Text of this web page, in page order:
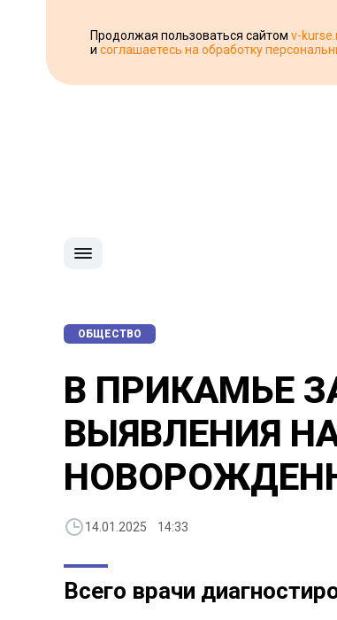
Продолжая пользоваться сайтом v-
и соглашаетесь на обработку
ОБЩЕСТВО
В ПРИКАМЬЕ
ВЫЯВЛЕНИЯ
14.01.2025 14:33
Всего врачи